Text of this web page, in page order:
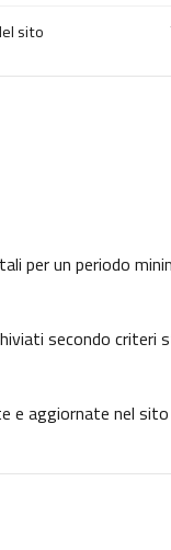
sito
per un periodo
secondo criteri
e aggiornate nel